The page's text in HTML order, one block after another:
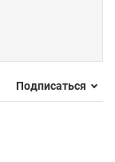
Подписаться